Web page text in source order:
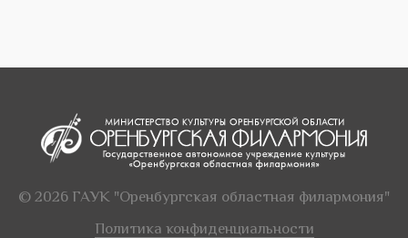
© 2026 ГАУК "Оренбургская областная филармония"
Политика конфиденциальности